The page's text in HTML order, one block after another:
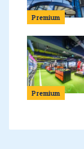
Premium
Premium